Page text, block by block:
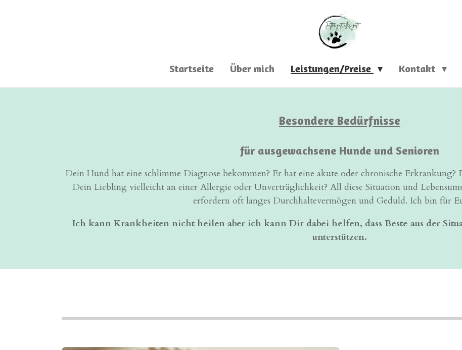
Startseite Über mich Leistungen/Preise Kontakt
Besondere Bedürfnisse
für ausgewachsene Hunde und Senioren
Dein Hund hat eine schlimme Diagnose bekommen? Er hat eine akute oder chronische
Dein Liebling vielleicht an einer Allergie oder Unverträglichkeit? All diese Situation und
erfordern oft langes Durchhaltevermögen und Geduld. Ich bin für
Ich kann Krankheiten nicht heilen aber ich kann Dir dabei helfen, dass Beste aus der
unterstützen.